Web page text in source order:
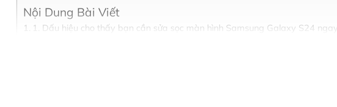
Nội Dung Bài Viết
1. Dấu hiệu cho thấy bạn cần sửa sọc màn hình Samsung Galaxy S24 ngay